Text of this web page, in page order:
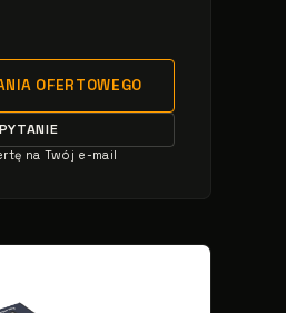
OFERTOWEGO
na Twój e-mail